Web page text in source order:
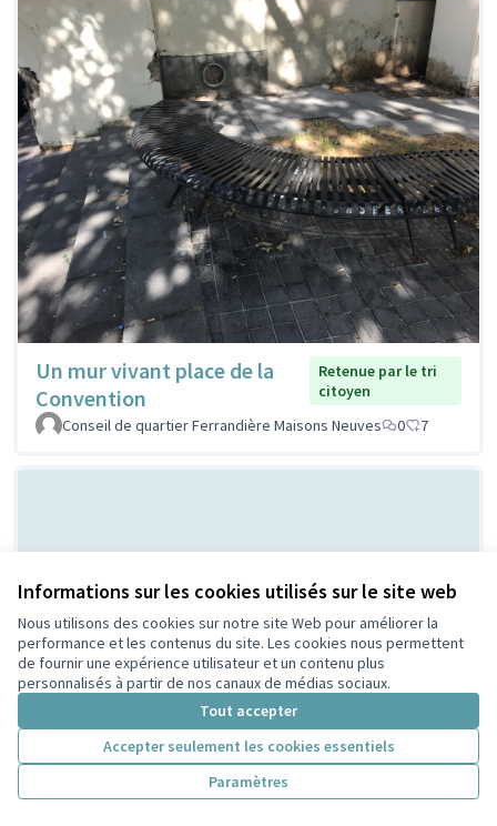
Informations sur les cookies utilisés sur le site web
Nous utilisons des cookies sur notre site Web pour améliorer la
performance et les contenus du site. Les cookies nous permettent
de fournir une expérience utilisateur et un contenu plus
personnalisés à partir de nos canaux de médias sociaux.
Tout accepter
Accepter seulement les cookies essentiels
Paramètres
Un mur vivant place de la
Convention
Retenue par le tri
citoyen
Conseil de quartier Ferrandière Maisons Neuves
0 7
Bal Populaire place Lazare
Goujon
Non retenue par le tri
citoyen